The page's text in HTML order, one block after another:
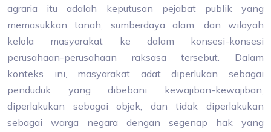
agraria itu adalah keputusan pejabat publik yang
memasukkan tanah, sumberdaya alam, dan wilayah
kelola masyarakat ke dalam konsesi-konsesi
perusahaan-perusahaan raksasa tersebut. Dalam
konteks ini, masyarakat adat diperlukan sebagai
penduduk yang dibebani kewajiban-kewajiban,
diperlakukan sebagai objek, dan tidak diperlakukan
sebagai warga negara dengan segenap hak yang